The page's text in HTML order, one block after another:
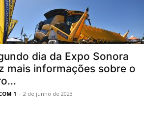
dia da Expo Sonora
mais informações sobre o
1 - 2 de junho de 2023